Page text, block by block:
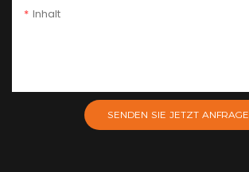
Inhalt
SENDEN SIE JETZT ANFRAGE